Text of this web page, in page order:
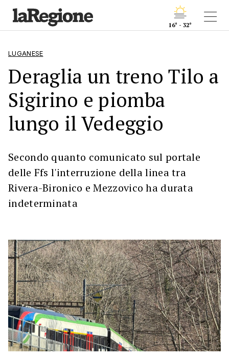
16° - 32°
LUGANESE
Deraglia un treno Tilo a
Sigirino e piomba
lungo il Vedeggio
Secondo quanto comunicato sul portale
delle Ffs l'interruzione della linea tra
Rivera-Bironico e Mezzovico ha durata
indeterminata